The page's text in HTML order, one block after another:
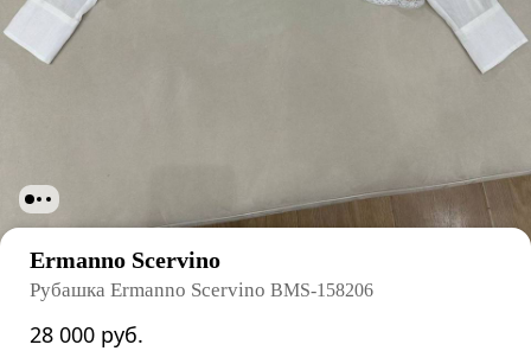
Ermanno Scervino
Рубашка Ermanno Scervino BMS-158206
28 000 руб.